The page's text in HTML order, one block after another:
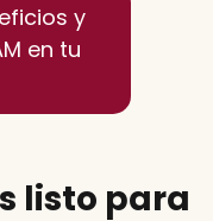
y
en tu
listo para